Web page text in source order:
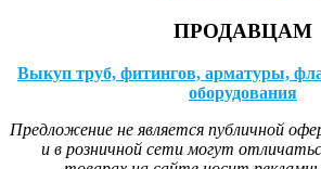
ПРОДАВЦАМ
Выкуп труб, фитингов, арматуры,
оборудования
Предложение не является публичной
и в розничной сети могут